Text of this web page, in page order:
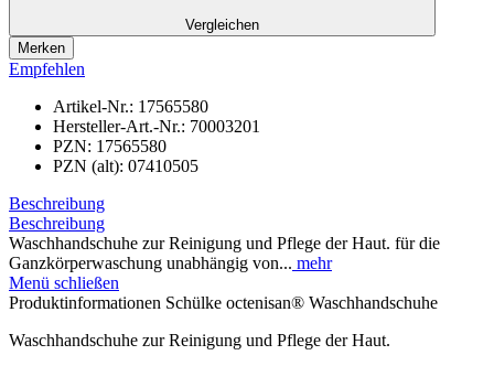
Vergleichen
Merken
Empfehlen
Artikel-Nr.: 17565580
Hersteller-Art.-Nr.: 70003201
PZN: 17565580
PZN (alt): 07410505
Beschreibung
Beschreibung
Waschhandschuhe zur Reinigung und Pflege der Haut. für die
Ganzkörperwaschung unabhängig von... mehr
Menü schließen
Produktinformationen Schülke octenisan® Waschhandschuhe
Waschhandschuhe zur Reinigung und Pflege der Haut.